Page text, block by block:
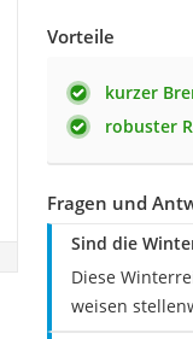
Vorteile
kurzer
robuster
Fragen und
Sind die
Diese
weisen